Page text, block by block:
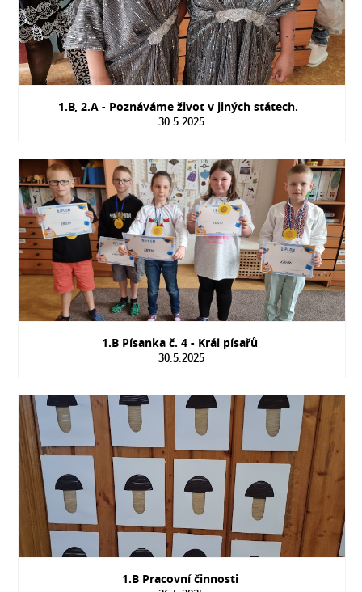
1.B, 2.A - Poznáváme život v jiných státech.
30.5.2025
1.B Písanka č. 4 - Král písařů
30.5.2025
1.B Pracovní činnosti